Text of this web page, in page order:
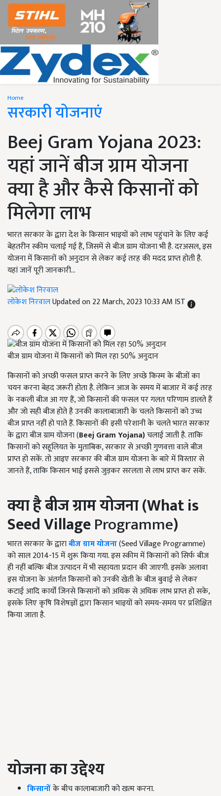
Home
सरकारी योजनाएं
Beej Gram Yojana 2023:
यहां जानें बीज ग्राम योजना
क्या है और कैसे किसानों को
मिलेगा लाभ
भारत सरकार के द्वारा देश के किसान भाइयों को लाभ पहुंचाने के लिए कई
बेहतरीन स्कीम चलाई गई हैं, जिसमें से बीज ग्राम योजना भी है. दरअसल, इस
योजना में किसानों को अनुदान से लेकर कई तरह की मदद प्राप्त होती है.
यहां जानें पूरी जानकारी...
लोकेश निरवालUpdated on 22 March, 2023 10:33 AM IST
बीज ग्राम योजना में किसानों को मिल रहा 50% अनुदान
किसानों को अच्छी फसल प्राप्त करने के लिए अच्छे किस्म के बीजों का
चयन करना बेहद जरूरी होता है. लेकिन आज के समय में बाजार में कई तरह
के नकली बीज आ गए हैं, जो किसानों की फसल पर गलत परिणाम डालते हैं
और जो सही बीज होते है उनकी कालाबाजारी के चलते किसानों को उच्च
बीज प्राप्त नहीं हो पाते हैं. किसानों की इसी परेशानी के चलते भारत सरकार
के द्वारा बीज ग्राम योजना (Beej Gram Yojana)चलाई जाती है. ताकि
किसानों को सहूलियत के मुताबिक, सरकार से अच्छी गुणवत्ता वाले बीज
प्राप्त हो सकें. तो आइए सरकार की बीज ग्राम योजना के बारे में विस्तार से
जानते हैं, ताकि किसान भाई इससे जुड़कर सरलता से लाभ प्राप्त कर सकें.
क्या है बीज ग्राम योजना(What is
Seed VillageProgramme)
भारत सरकार के द्वाराबीज ग्राम योजना(Seed Village Programme)
को साल 2014-15 में शुरू किया गया. इस स्कीम में किसानों को सिर्फ बीज
ही नहीं बल्कि बीज उत्पादन में भी सहायता प्रदान की जाएगी. इसके अलावा
इस योजना के अंतर्गत किसानों को उनकी खेती के बीज बुवाई से लेकर
कटाई आदि कार्यों जिनसे किसानों को अधिक से अधिक लाभ प्राप्त हो सके,
इसके लिए कृषि विशेषज्ञों द्वारा किसान भाइयों को समय-समय पर प्रशिक्षित
किया जाता है.
योजना का उद्देश्य
किसानोंके बीच कालाबाजारी को खत्म करना.